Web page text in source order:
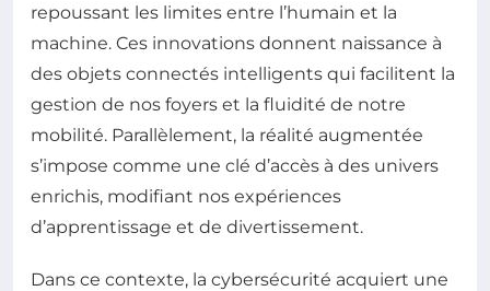
repoussant les limites entre l’humain et la
machine. Ces innovations donnent naissance à
des objets connectés intelligents qui facilitent la
gestion de nos foyers et la fluidité de notre
mobilité. Parallèlement, la réalité augmentée
s’impose comme une clé d’accès à des univers
enrichis, modifiant nos expériences
d’apprentissage et de divertissement.
Dans ce contexte, la cybersécurité acquiert une